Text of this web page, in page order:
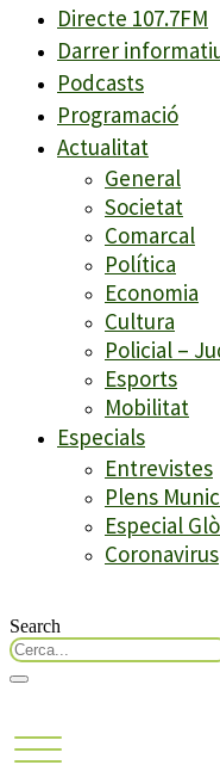
Directe 107.7FM
Darrer
Podcasts
Programació
Actualitat
General
Societat
Comarcal
Política
Economia
Cultura
Policial –
Esports
Mobilitat
Especials
Entrevistes
Plens
Especial
Coronavirus
Search